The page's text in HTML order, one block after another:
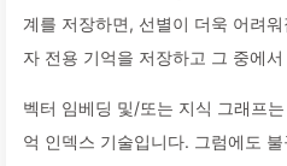
계를 저장하면, 선별이 더욱 어려
자 전용 기억을 저장하고 그 중에
벡터 임베딩 및/또는 지식 그래프
억 인덱스 기술입니다. 그럼에도